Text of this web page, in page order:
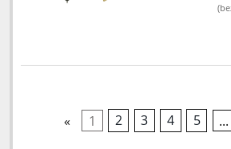
« 1 2 3 4 5 ...